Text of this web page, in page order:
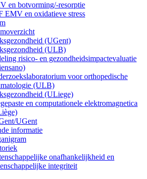
en botvorming/-resorptie
EMV en oxidatieve stress
(UGent)
(ULB)
risico- en gezondheidsimpactevaluatie
voor orthopedische
(ULB)
(ULiege)
en computationele elektromagnetica
UGent
informatie
onafhankelijkheid en
integriteit